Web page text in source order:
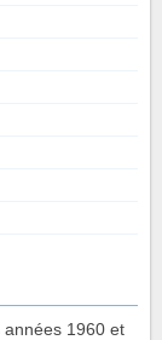
1960 et